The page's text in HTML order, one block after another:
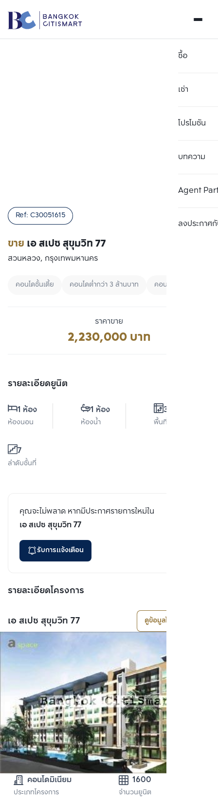
ซื้อ
เช่า
โปรโมชัน
บทความ
Agent
ลงประกาศกั
ขาย เอ สเปซ สุขุมวิท 77
Ref: C30051615
สวนหลวง, กรุงเทพมหานคร
คอนโดชั้นเตี้ย คอนโดต่ำกว่า 3 ล้านบาท คอนโดพร้อมอยู่
ราคาขาย
2,230,000 บาท
รายละเอียดยูนิต
1 ห้อง
ห้องนอน
1 ห้อง
ห้องน้ำ
35 ตร.ม.
พื้นที่ใช้สอย
7
ลำดับชั้นที่
คุณจะไม่พลาด หากมีประกาศรายการใหม่ใน
เอ สเปซ สุขุมวิท 77
รับการแจ้งเตือน
รายละเอียดโครงการ
เอ สเปซ สุขุมวิท 77 ดูข้อมูลโครงการ
คอนโดมิเนียม
ประเภทโครงการ
1600
จำนวนยูนิต
เปรียบเทียบ